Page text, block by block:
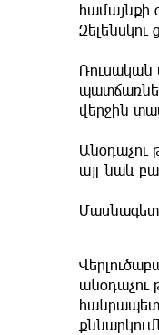
համայնքի
Ռուսական
վերջին
Անօդաչու
այլ նաև
անօդաչու